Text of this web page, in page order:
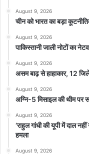
August 9, 2026
चीन को भारत का बड़ा
August 9, 2026
पाकिस्तानी जाली नोटों का
August 9, 2026
असम बाढ़ से हाहाकार, 12 जिले
August 9, 2026
अग्नि-5 मिसाइल की थीम
August 9, 2026
‘राहुल गांधी की यूपी में दाल
हमला
August 9, 2026